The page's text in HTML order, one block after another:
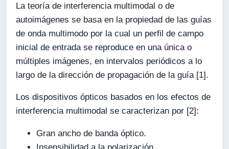
La teoría de interferencia multimodal o de
autoimágenes se basa en la propiedad de las guías
de onda multimodo por la cual un perfil de campo
inicial de entrada se reproduce en una única o
múltiples imágenes, en intervalos periódicos a lo
largo de la dirección de propagación de la guía [1].
Los dispositivos ópticos basados en los efectos de
interferencia multimodal se caracterizan por [2]:
Gran ancho de banda óptico.